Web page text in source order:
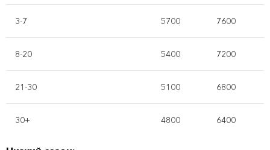
3-7 5700 7600
8-20 5400 7200
21-30 5100 6800
30+ 4800 6400